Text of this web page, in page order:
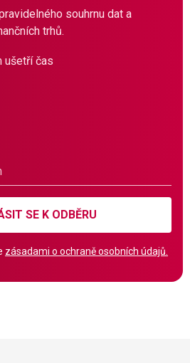
souhrnu dat a
trhů.
ušetří čas
SE K ODBĚRU
zásadami o ochraně osobních údajů.